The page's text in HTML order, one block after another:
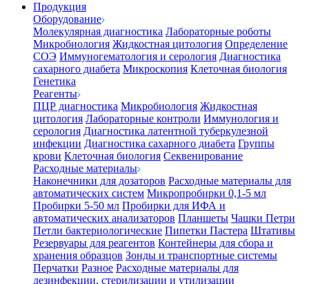
Продукция
Оборудование
Молекулярная диагностика Лабораторные роботы
Микробиология Жидкостная цитология Определение
СОЭ Иммуногематология и серология Диагностика
сахарного диабета Микроскопия Клеточная биология
Генетика
Реагенты
ПЦР диагностика Микробиология Жидкостная
цитология Лабораторные контроли Иммунология и
серология Диагностика латентной туберкулезной
инфекции Диагностика сахарного диабета Группы
крови Клеточная биология Секвенирование
Расходные материалы
Наконечники для дозаторов Расходные материалы для
автоматических систем Микропробирки 0,1-5 мл
Пробирки 5-50 мл Пробирки для ИФА и
автоматических анализаторов Планшеты Чашки Петри
Петли бактериологические Пипетки Пастера Штативы
Резервуары для реагентов Контейнеры для сбора и
хранения образцов Зонды и транспортные системы
Перчатки Разное Расходные материалы для
дезинфекции, стерилизации и утилизации